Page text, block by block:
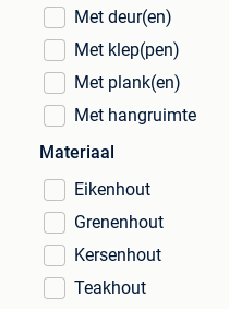
Met deur(en)
Met klep(pen)
Met plank(en)
Met hangruimte
Materiaal
Eikenhout
Grenenhout
Kersenhout
Teakhout